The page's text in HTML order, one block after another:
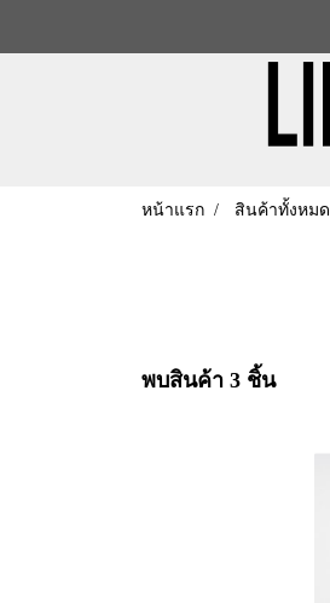
หน้าแรก สินค้าทั้งหมด
พบสินค้า 3 ชิ้น